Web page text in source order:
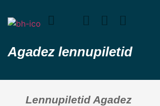
Agadez lennupiletid
Lennupiletid Agadez